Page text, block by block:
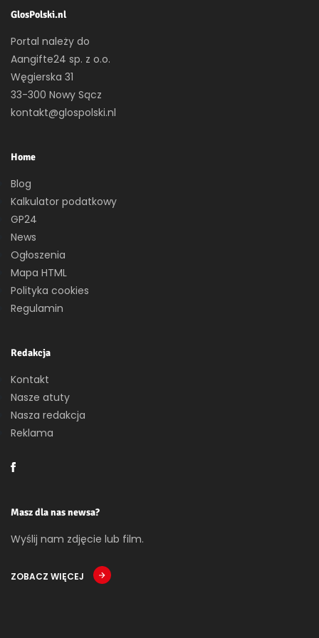
GlosPolski.nl
Portal należy do
Aangifte24 sp. z o.o.
Węgierska 31
33-300 Nowy Sącz
kontakt@glospolski.nl
Home
Blog
Kalkulator podatkowy
GP24
News
Ogłoszenia
Mapa HTML
Polityka cookies
Regulamin
Redakcja
Kontakt
Nasze atuty
Nasza redakcja
Reklama
Masz dla nas newsa?
Wyślij nam zdjęcie lub film.
ZOBACZ WIĘCEJ